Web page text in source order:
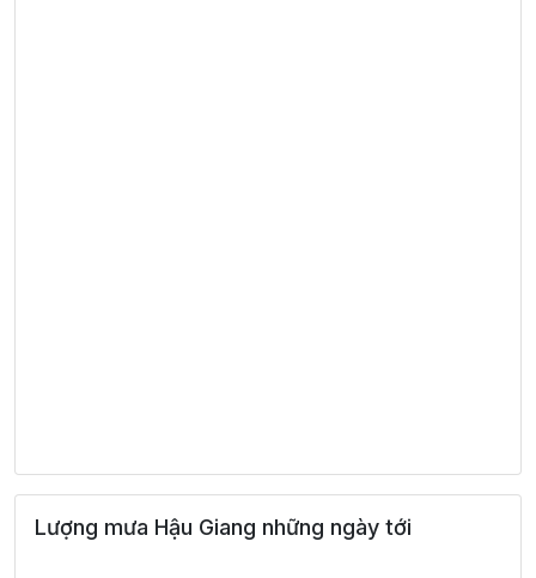
Lượng mưa Hậu Giang những ngày tới